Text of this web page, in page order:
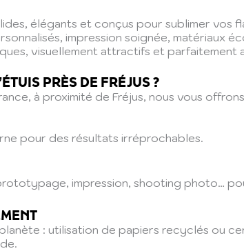
élégants et conçus pour sublimer vos
impression soignée, matériaux
visuellement attractifs et parfaitement
PRÈS DE FRÉJUS ?
à proximité de Fréjus, nous vous
pour des résultats irréprochables.
impression, shooting photo…
: utilisation de papiers recyclés ou